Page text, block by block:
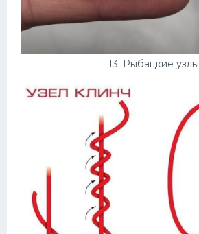
13. Рыбацкие узлы